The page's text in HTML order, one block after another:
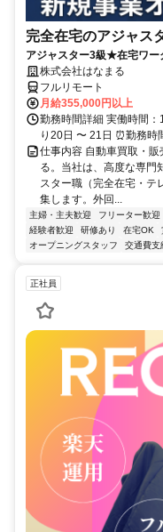
完全在宅のアジャス
アジャスター3級★在宅ワ
株式会社はなまる
フルリモート
月給355,000円以上
勤務時間詳細 実働時間
り20日 〜 21日 ⏰勤務時
仕事内容 自動車買取・
る。当社は、高度な専門
スター職（完全在宅・テ
集します。外回...
主婦・主夫歓迎 フリーター歓迎
経験者歓迎
研修あり 在宅OK
オープニングスタッフ
交通費支
正社員